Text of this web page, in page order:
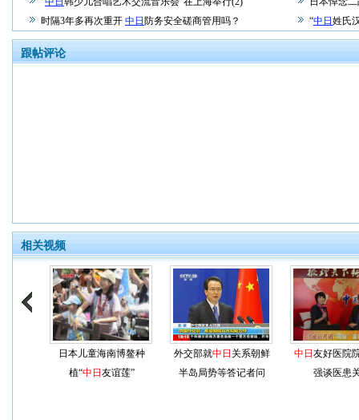
时隔3年多再次重开 中日 防务安全磋商管用吗？ “中日 姓氏
跟帖评论
相关视频
日本儿童海南博鳌种
植“中日 友谊莲”
外交部就中日 关系朝鲜
半岛局势等答记者问
中日 友好医院
强谈医患